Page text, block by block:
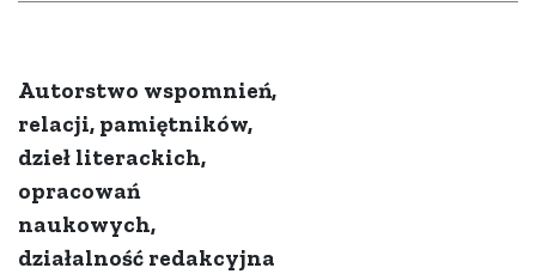
Autorstwo wspomnień,
relacji, pamiętników,
dzieł literackich,
opracowań
naukowych,
działalność redakcyjna